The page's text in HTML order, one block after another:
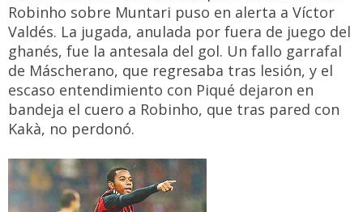
Robinho sobre Muntari puso en alerta a Víctor
Valdés. La jugada, anulada por fuera de juego del
ghanés, fue la antesala del gol. Un fallo garrafal
de Máscherano, que regresaba tras lesión, y el
escaso entendimiento con Piqué dejaron en
bandeja el cuero a Robinho, que tras pared con
Kakà, no perdonó.